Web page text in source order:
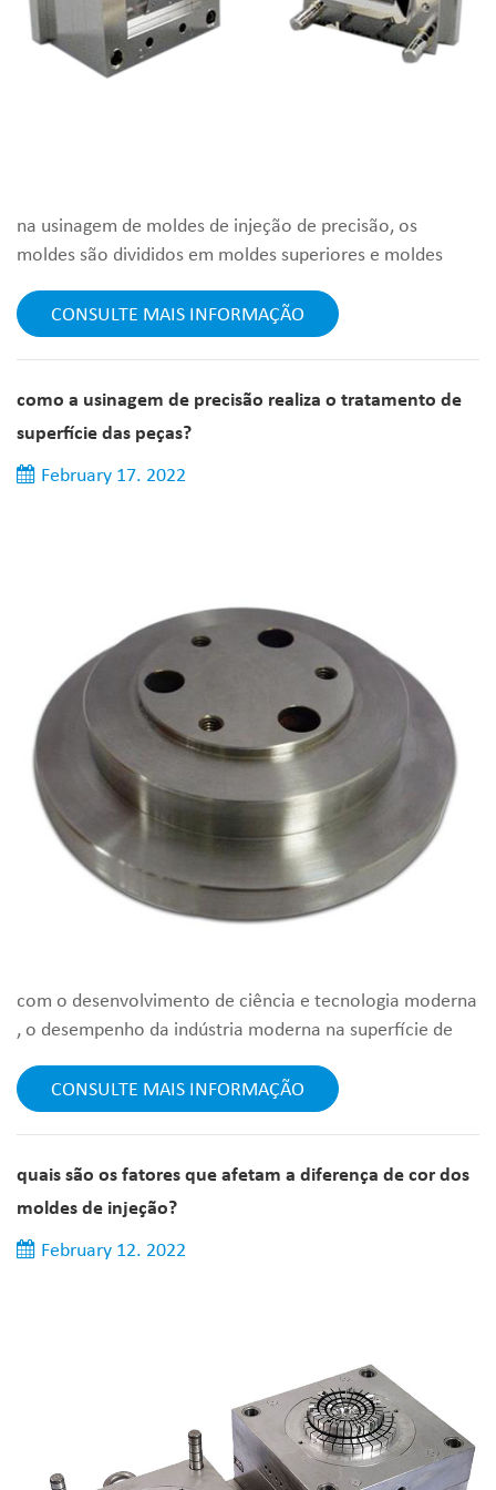
na usinagem de moldes de injeção de precisão, os
moldes são divididos em moldes superiores e moldes
processamento de máquinas-ferramentas CNC. de
acordo com a forma do produto, o macho
correspondente as peças são processadas. no molde de
mosca, a montagem completa o molde de injeção de
precisão. os pontos principais na usinagem de moldes de
CONSULTE MAIS INFORMAÇÃO
como a usinagem de precisão realiza o tratamento de
superfície das peças?
February 17. 2022
com o desenvolvimento de ciência e tecnologia moderna
, o desempenho da indústria moderna na superfície de
vez maior, especialmente as peças após usinagem de
precisão, que trabalham sob condições de alta
temperatura, corrosão, alta velocidade , alta pressão,
etc. a destruição geralmente começa na superfície. por
exemplo, oxidação em alta temper...
CONSULTE MAIS INFORMAÇÃO
quais são os fatores que afetam a diferença de cor dos
moldes de injeção?
February 12. 2022